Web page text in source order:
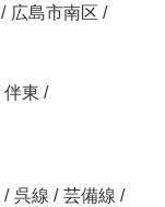
/ 広島市南区 /
伴東 /
/ 呉線 / 芸備線 /